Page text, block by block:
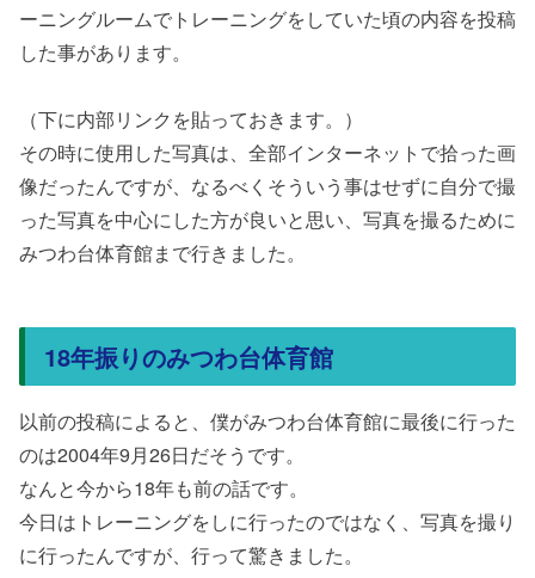
ーニングルームでトレーニングをしていた頃の内容を投稿
した事があります。
（下に内部リンクを貼っておきます。）
その時に使用した写真は、全部インターネットで拾った画
像だったんですが、なるべくそういう事はせずに自分で撮
った写真を中心にした方が良いと思い、写真を撮るために
みつわ台体育館まで行きました。
18年振りのみつわ台体育館
以前の投稿によると、僕がみつわ台体育館に最後に行った
のは2004年9月26日だそうです。
なんと今から18年も前の話です。
今日はトレーニングをしに行ったのではなく、写真を撮り
に行ったんですが、行って驚きました。